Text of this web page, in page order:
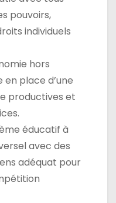
pouvoirs,
individuels
hors
place d’une
productives et
éducatif à
avec des
adéquat pour